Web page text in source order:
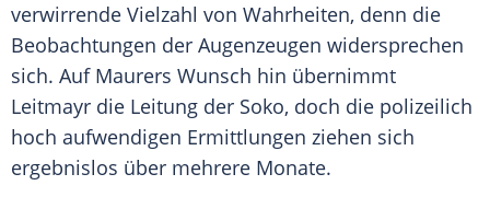
verwirrende Vielzahl von Wahrheiten, denn die
Beobachtungen der Augenzeugen widersprechen
sich. Auf Maurers Wunsch hin übernimmt
Leitmayr die Leitung der Soko, doch die polizeilich
hoch aufwendigen Ermittlungen ziehen sich
ergebnislos über mehrere Monate.